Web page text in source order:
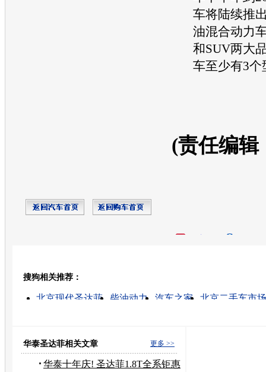
车将陆续推
油混合动力
和SUV两大
车至少有3个
(责任编辑
搜狗相关推荐：
北京现代圣达菲 柴油动力 汽车之家
北京二手车市场
更多 >>
华泰圣达菲相关文章
华泰十年庆! 圣达菲1.8T全系钜惠